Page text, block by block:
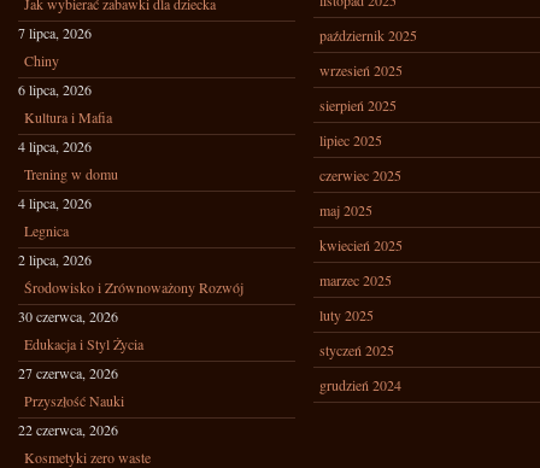
7 lipca, 2026
Chiny
6 lipca, 2026
Kultura i Mafia
4 lipca, 2026
Trening w domu
4 lipca, 2026
Legnica
2 lipca, 2026
Środowisko i Zrównoważony Rozwój
30 czerwca, 2026
Edukacja i Styl Życia
27 czerwca, 2026
Przyszłość Nauki
22 czerwca, 2026
Kosmetyki zero waste
październik 2025
wrzesień 2025
sierpień 2025
lipiec 2025
czerwiec 2025
maj 2025
kwiecień 2025
marzec 2025
luty 2025
styczeń 2025
grudzień 2024